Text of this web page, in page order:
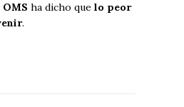
OMS ha dicho que lo peor
.